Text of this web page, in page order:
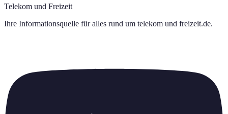
Telekom und Freizeit
Ihre Informationsquelle für alles rund um telekom und freizeit.de.